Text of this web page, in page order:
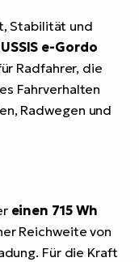
Stabilität und
e-Gordo
Radfahrer, die
Fahrverhalten
Radwegen und
einen 715 Wh
Reichweite von
Für die Kraft